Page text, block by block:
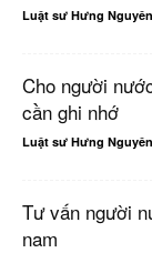
Luật sư Hưng Nguyên
Cho người
cần ghi nhớ
Luật sư Hưng Nguyên
Tư vấn người
nam